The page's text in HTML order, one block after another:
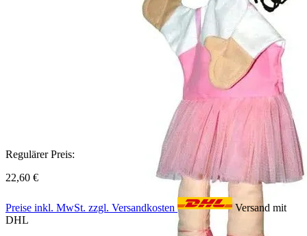
Regulärer Preis:
22,60 €
Preise inkl. MwSt. zzgl. Versandkosten
Versand mit
DHL